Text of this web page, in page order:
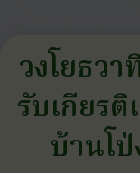
วงโยธวา
รับเกียร
บ้านโ